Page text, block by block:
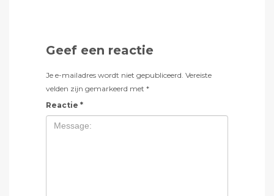
Geef een reactie
Je e-mailadres wordt niet gepubliceerd. Vereiste
velden zijn gemarkeerd met *
Reactie *